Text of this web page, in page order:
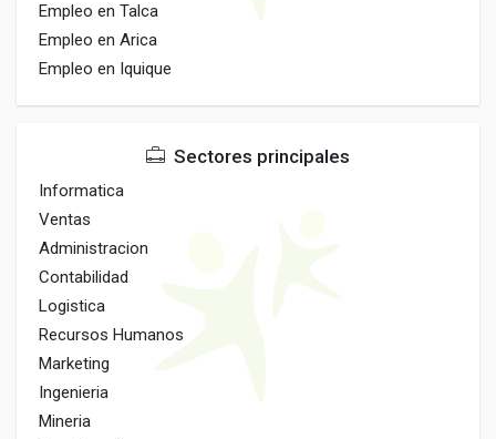
Empleo en Talca
Empleo en Arica
Empleo en Iquique
Sectores principales
Informatica
Ventas
Administracion
Contabilidad
Logistica
Recursos Humanos
Marketing
Ingenieria
Mineria